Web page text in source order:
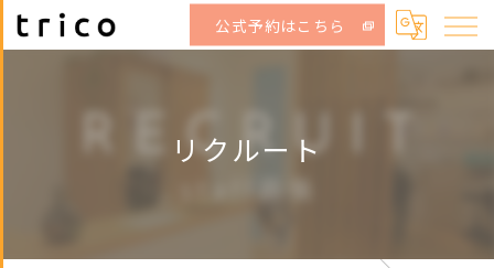
公式予約はこちら
リクルート